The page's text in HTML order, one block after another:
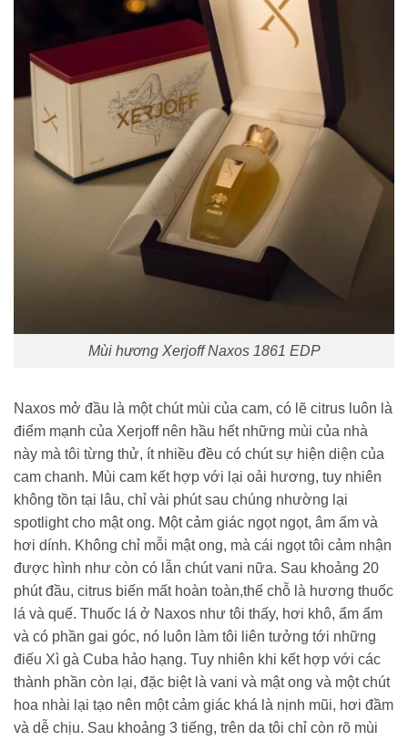
Mùi hương Xerjoff Naxos 1861 EDP
Naxos mở đầu là một chút mùi của cam, có lẽ citrus luôn là
điểm mạnh của Xerjoff nên hầu hết những mùi của nhà
này mà tôi từng thử, ít nhiều đều có chút sự hiện diện của
cam chanh. Mùi cam kết hợp với lại oải hương, tuy nhiên
không tồn tại lâu, chỉ vài phút sau chúng nhường lại
spotlight cho mật ong. Một cảm giác ngọt ngọt, âm ấm và
hơi dính. Không chỉ mỗi mật ong, mà cái ngọt tôi cảm nhận
được hình như còn có lẫn chút vani nữa. Sau khoảng 20
phút đầu, citrus biến mất hoàn toàn,thế chỗ là hương thuốc
lá và quế. Thuốc lá ở Naxos như tôi thấy, hơi khô, ẩm ẩm
và có phần gai góc, nó luôn làm tôi liên tưởng tới những
điếu Xì gà Cuba hảo hạng. Tuy nhiên khi kết hợp với các
thành phần còn lại, đặc biệt là vani và mật ong và một chút
hoa nhài lại tạo nên một cảm giác khá là nịnh mũi, hơi đầm
và dễ chịu. Sau khoảng 3 tiếng, trên da tôi chỉ còn rõ mùi